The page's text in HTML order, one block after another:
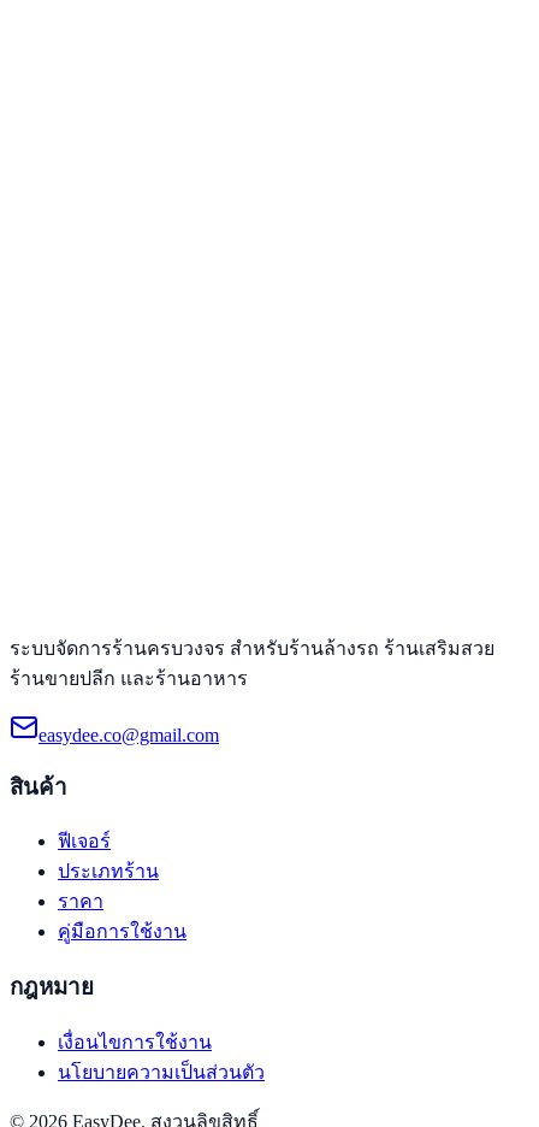
ระบบจัดการร้านครบวงจร สำหรับร้านล้างรถ ร้านเสริมสวย
ร้านขายปลีก และร้านอาหาร
easydee.co@gmail.com
สินค้า
ฟีเจอร์
ประเภทร้าน
ราคา
คู่มือการใช้งาน
กฎหมาย
เงื่อนไขการใช้งาน
นโยบายความเป็นส่วนตัว
© 2026 EasyDee. สงวนลิขสิทธิ์